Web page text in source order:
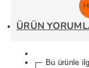
ÜRÜN
Bu ürünle